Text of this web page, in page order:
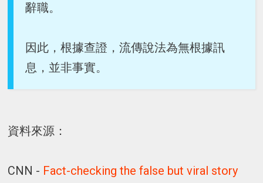
辭職。
因此，根據查證，流傳說法為無根據訊
息，並非事實。
資料來源：
CNN - Fact-checking the false but viral story